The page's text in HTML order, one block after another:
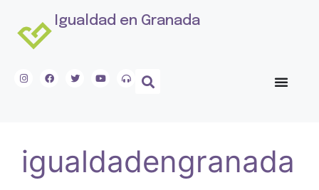
Igualdad en Granada
igualdadengranada